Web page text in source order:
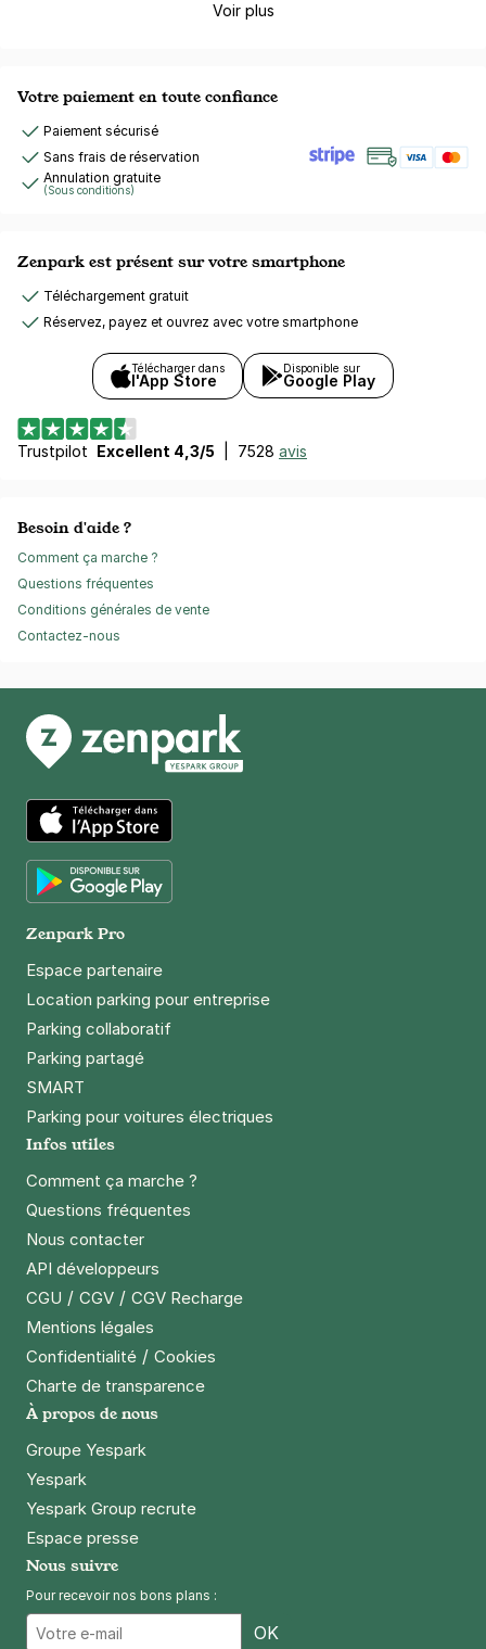
Voir plus
Votre paiement en toute confiance
Paiement sécurisé
Sans frais de réservation
Annulation gratuite
(Sous conditions)
Zenpark est présent sur votre smartphone
Téléchargement gratuit
Réservez, payez et ouvrez avec votre smartphone
Télécharger dans
l'App Store
Disponible sur
Google Play
Trustpilot Excellent 4,3/5 7528 avis
Besoin d'aide ?
Comment ça marche ?
Questions fréquentes
Conditions générales de vente
Contactez-nous
App Store
Zenpark Pro
Espace partenaire
Location parking pour entreprise
Parking collaboratif
Parking partagé
SMART
Parking pour voitures électriques
Infos utiles
Comment ça marche ?
Questions fréquentes
Nous contacter
API développeurs
CGU / CGV / CGV Recharge
Mentions légales
Confidentialité / Cookies
Charte de transparence
À propos de nous
Groupe Yespark
Yespark
Yespark Group recrute
Espace presse
Nous suivre
Pour recevoir nos bons plans :
OK